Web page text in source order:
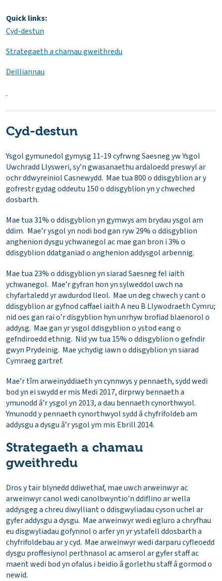
Quick links:
Cyd-destun
Strategaeth a chamau gweithredu
Deilliannau
Cyd-destun
Ysgol gymunedol gymysg 11-19 cyfrwng Saesneg yw Ysgol
Uwchradd Llysweri, sy’n gwasanaethu ardaloedd preswyl ar
ochr ddwyreiniol Casnewydd. Mae tua 800 o ddisgyblion ar y
gofrestr gydag oddeutu 150 o ddisgyblion yn y chweched
dosbarth.
Mae tua 31% o ddisgyblion yn gymwys am brydau ysgol am
ddim. Mae’r ysgol yn nodi bod gan ryw 29% o ddisgyblion
anghenion dysgu ychwanegol ac mae gan bron i 3% o
ddisgyblion ddatganiad o anghenion addysgol arbennig.
Mae tua 23% o ddisgyblion yn siarad Saesneg fel iaith
ychwanegol. Mae’r gyfran hon yn sylweddol uwch na
chyfartaledd yr awdurdod lleol. Mae un deg chwech y cant o
ddisgyblion ar gyfnod caffael iaith A neu B Llywodraeth Cymru;
nid oes gan rai o’r disgyblion hyn unrhyw brofiad blaenorol o
addysg. Mae gan yr ysgol ddisgyblion o ystod eang o
gefndiroedd ethnig. Nid yw tua 15% o ddisgyblion o gefndir
gwyn Prydeinig. Mae ychydig iawn o ddisgyblion yn siarad
Cymraeg gartref.
Mae’r tîm arweinyddiaeth yn cynnwys y pennaeth, sydd wedi
bod yn ei swydd er mis Medi 2017, dirprwy bennaeth a
ymunodd â’r ysgol yn 2013, a dau bennaeth cynorthwyol.
Ymunodd y pennaeth cynorthwyol sydd â chyfrifoldeb am
addysgu a dysgu â’r ysgol ym mis Ebrill 2014.
Strategaeth a chamau
gweithredu
Dros y tair blynedd ddiwethaf, mae uwch arweinwyr ac
arweinwyr canol wedi canolbwyntio’n ddiflino ar wella
addysgeg a chreu diwylliant o ddisgwyliadau cyson uchel ar
gyfer addysgu a dysgu. Mae arweinwyr wedi egluro a chryfhau
eu disgwyliadau gofynnol o arfer yn yr ystafell ddosbarth a
chyfrifoldebau ar y cyd. Mae arweinwyr wedi darparu cyfleoedd
dysgu proffesiynol perthnasol ac amserol ar gyfer staff ac
maent wedi bod yn ofalus i beidio â gorlethu staff â gormod o
newid.